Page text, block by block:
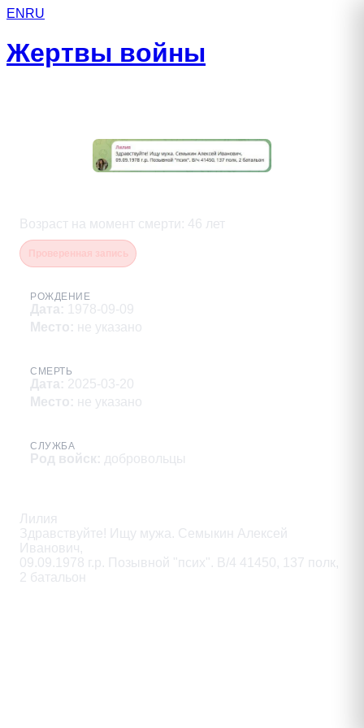
EN RU
Жертвы войны
Возраст на момент смерти : 46 лет
РОЖДЕНИЕ
Дата: 1978-09-09
Место: не указано
СМЕРТЬ
Дата: 2025-03-20
Место: не указано
СЛУЖБА
Род войск: добровольцы
Лилия
Здравствуйте! Ищу мужа. Семыкин Алексей
Иванович,
09.09.1978 г.р. Позывной "псих". B/4 41450, 137 полк,
2 батальон